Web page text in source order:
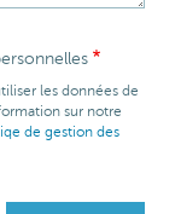
les données de
sur notre
de gestion des